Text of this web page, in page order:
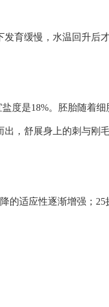
育缓慢，水温回升后
度是18%。胚胎随着
，舒展身上的刺与刚
的适应性逐渐增强；